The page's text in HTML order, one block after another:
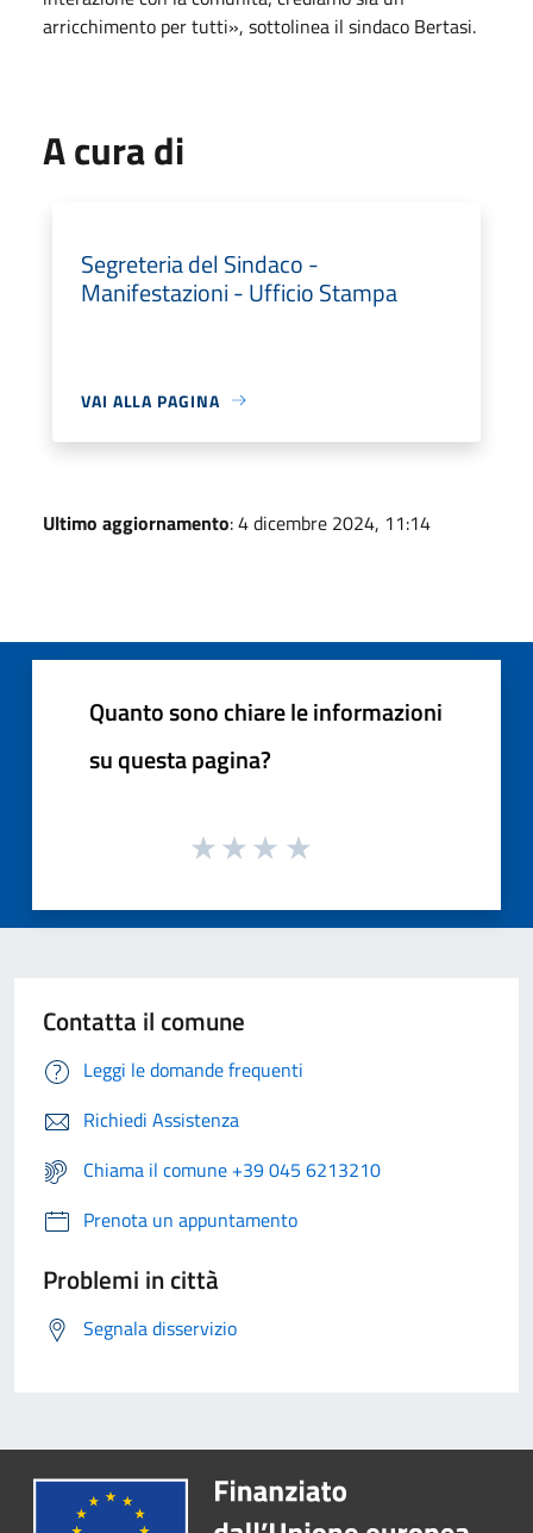
arricchimento per tutti», sottolinea il sindaco Bertasi.
A cura di
Segreteria del Sindaco -
Manifestazioni - Ufficio Stampa
VAI ALLA PAGINA
Ultimo aggiornamento: 4 dicembre 2024, 11:14
Quanto sono chiare le informazioni
su questa pagina?
Contatta il comune
Leggi le domande frequenti
Richiedi Assistenza
Chiama il comune +39 045 6213210
Prenota un appuntamento
Problemi in città
Segnala disservizio